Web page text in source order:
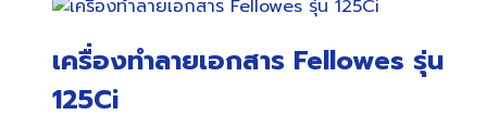
เครื่องทำลายเอกสาร Fellowes รุ่น
125Ci